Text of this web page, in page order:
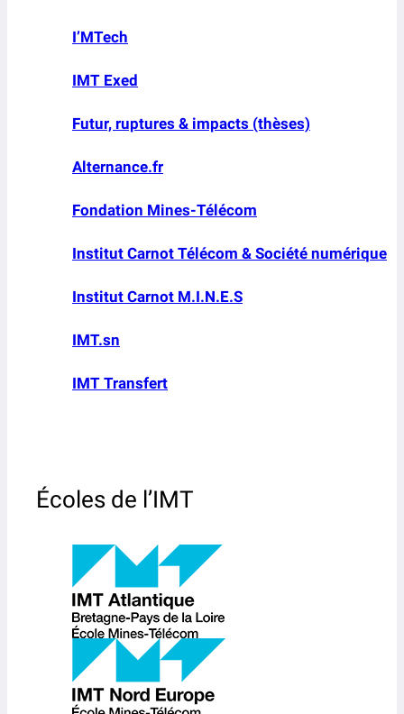
I’MTech
IMT Exed
Futur, ruptures & impacts (thèses)
Alternance.fr
Fondation Mines-Télécom
Institut Carnot Télécom & Société numérique
Institut Carnot M.I.N.E.S
IMT.sn
IMT Transfert
Écoles de l’IMT